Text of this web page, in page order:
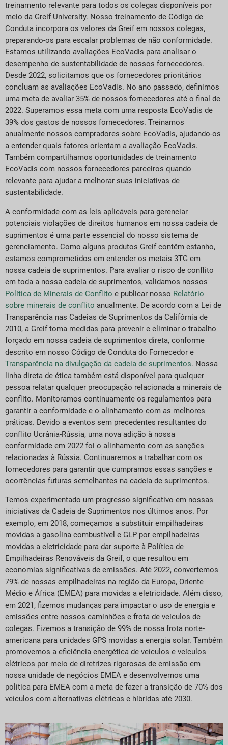
treinamento relevante para todos os colegas disponíveis por
meio da Greif University. Nosso treinamento de Código de
Conduta incorpora os valores da Greif em nossos colegas,
preparando-os para escalar problemas de não conformidade.
Estamos utilizando avaliações EcoVadis para analisar o
desempenho de sustentabilidade de nossos fornecedores.
Desde 2022, solicitamos que os fornecedores prioritários
concluam as avaliações EcoVadis. No ano passado, definimos
uma meta de avaliar 35% de nossos fornecedores até o final de
2022. Superamos essa meta com uma resposta EcoVadis de
39% dos gastos de nossos fornecedores. Treinamos
anualmente nossos compradores sobre EcoVadis, ajudando-os
a entender quais fatores orientam a avaliação EcoVadis.
Também compartilhamos oportunidades de treinamento
EcoVadis com nossos fornecedores parceiros quando
relevante para ajudar a melhorar suas iniciativas de
sustentabilidade.
A conformidade com as leis aplicáveis para gerenciar
potenciais violações de direitos humanos em nossa cadeia de
suprimentos é uma parte essencial do nosso sistema de
gerenciamento. Como alguns produtos Greif contêm estanho,
estamos comprometidos em entender os metais 3TG em
nossa cadeia de suprimentos. Para avaliar o risco de conflito
em toda a nossa cadeia de suprimentos, validamos nossos
Política de Minerais de Conflito e publicar nosso Relatório
sobre minerais de conflito anualmente. De acordo com a Lei de
Transparência nas Cadeias de Suprimentos da Califórnia de
2010, a Greif toma medidas para prevenir e eliminar o trabalho
forçado em nossa cadeia de suprimentos direta, conforme
descrito em nosso Código de Conduta do Fornecedor e
Transparência na divulgação da cadeia de suprimentos. Nossa
linha direta de ética também está disponível para qualquer
pessoa relatar qualquer preocupação relacionada a minerais de
conflito. Monitoramos continuamente os regulamentos para
garantir a conformidade e o alinhamento com as melhores
práticas. Devido a eventos sem precedentes resultantes do
conflito Ucrânia-Rússia, uma nova adição à nossa
conformidade em 2022 foi o alinhamento com as sanções
relacionadas à Rússia. Continuaremos a trabalhar com os
fornecedores para garantir que cumpramos essas sanções e
ocorrências futuras semelhantes na cadeia de suprimentos.
Temos experimentado um progresso significativo em nossas
iniciativas da Cadeia de Suprimentos nos últimos anos. Por
exemplo, em 2018, começamos a substituir empilhadeiras
movidas a gasolina combustível e GLP por empilhadeiras
movidas a eletricidade para dar suporte à Política de
Empilhadeiras Renováveis da Greif, o que resultou em
economias significativas de emissões. Até 2022, convertemos
79% de nossas empilhadeiras na região da Europa, Oriente
Médio e África (EMEA) para movidas a eletricidade. Além disso,
em 2021, fizemos mudanças para impactar o uso de energia e
emissões entre nossos caminhões e frota de veículos de
colegas. Fizemos a transição de 99% de nossa frota norte-
americana para unidades GPS movidas a energia solar. Também
promovemos a eficiência energética de veículos e veículos
elétricos por meio de diretrizes rigorosas de emissão em
nossa unidade de negócios EMEA e desenvolvemos uma
política para EMEA com a meta de fazer a transição de 70% dos
veículos com alternativas elétricas e híbridas até 2030.